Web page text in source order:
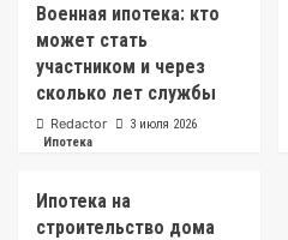
Военная ипотека: кто
может стать
участником и через
сколько лет службы
Redactor 3 июля 2026
Ипотека
Ипотека на
строительство дома